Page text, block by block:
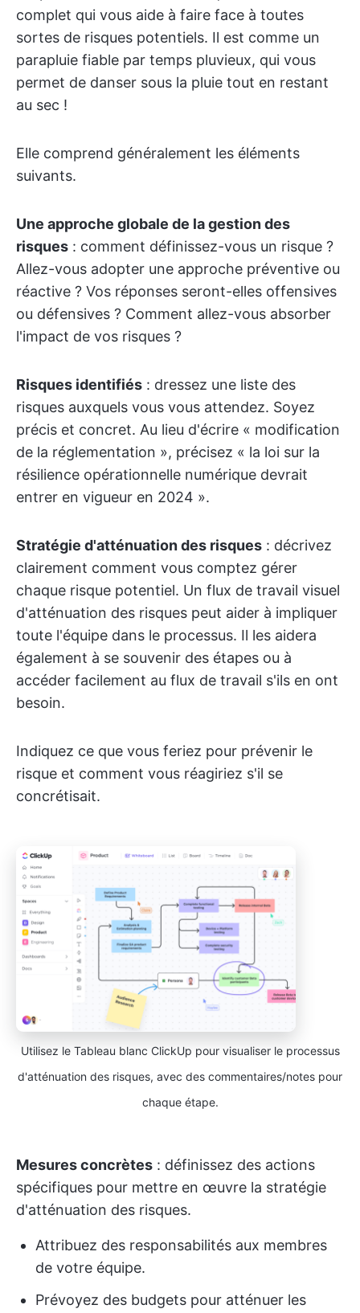
complet qui vous aide à faire face à toutes
sortes de risques potentiels. Il est comme un
parapluie fiable par temps pluvieux, qui vous
permet de danser sous la pluie tout en restant
au sec !
Elle comprend généralement les éléments
suivants.
Une approche globale de la gestion des
risques : comment définissez-vous un risque ?
Allez-vous adopter une approche préventive ou
réactive ? Vos réponses seront-elles offensives
ou défensives ? Comment allez-vous absorber
l'impact de vos risques ?
Risques identifiés : dressez une liste des
risques auxquels vous vous attendez. Soyez
précis et concret. Au lieu d'écrire « modification
de la réglementation », précisez « la loi sur la
résilience opérationnelle numérique devrait
entrer en vigueur en 2024 ».
Stratégie d'atténuation des risques : décrivez
clairement comment vous comptez gérer
chaque risque potentiel. Un flux de travail visuel
d'atténuation des risques peut aider à impliquer
toute l'équipe dans le processus. Il les aidera
également à se souvenir des étapes ou à
accéder facilement au flux de travail s'ils en ont
besoin.
Indiquez ce que vous feriez pour prévenir le
risque et comment vous réagiriez s'il se
concrétisait.
Utilisez le Tableau blanc ClickUp pour visualiser le processus
d'atténuation des risques, avec des commentaires/notes pour
chaque étape.
Mesures concrètes : définissez des actions
spécifiques pour mettre en œuvre la stratégie
d'atténuation des risques.
Attribuez des responsabilités aux membres
de votre équipe.
Prévoyez des budgets pour atténuer les